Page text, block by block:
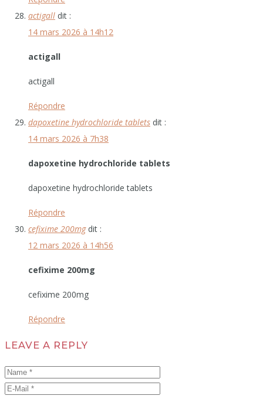
actigall dit :
14 mars 2026 à 14h12
actigall
actigall
Répondre
dapoxetine hydrochloride tablets dit :
14 mars 2026 à 7h38
dapoxetine hydrochloride tablets
dapoxetine hydrochloride tablets
Répondre
cefixime 200mg dit :
12 mars 2026 à 14h56
cefixime 200mg
cefixime 200mg
Répondre
LEAVE A REPLY